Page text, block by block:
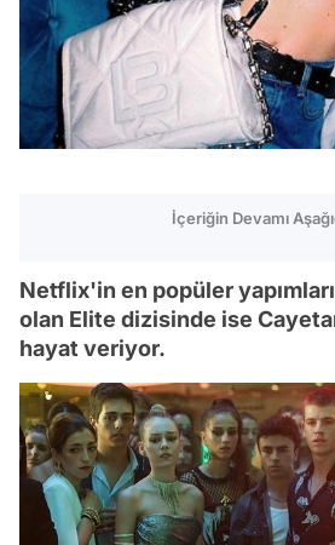
İçeriğin Devamı
Netflix'in en popüler
olan Elite dizisinde ise
hayat veriyor.